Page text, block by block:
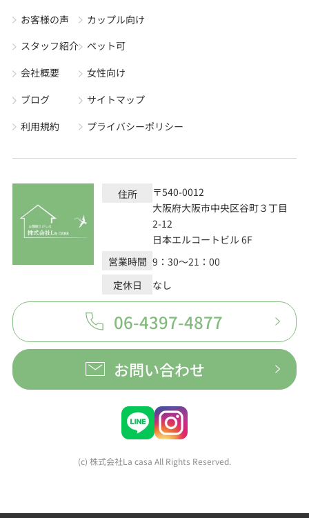
お客様の声
スタッフ紹介
会社概要
ブログ
利用規約
カップル向け
ペット可
女性向け
サイトマップ
プライバシーポリシー
住所
〒540-0012
大阪府大阪市中央区谷町３丁目
2-12
日本エルコートビル 6F
営業時間 9：30～21：00
定休日
なし
06-4397-4877
お問い合わせ
(c) 株式会社La casa All Rights Reserved.